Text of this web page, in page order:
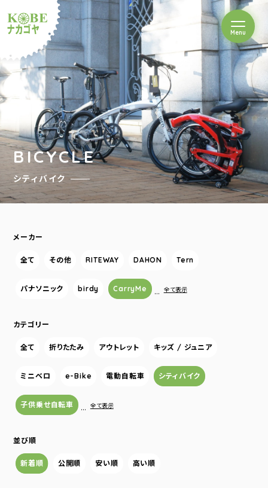
ルショップナカゴヤ
Menuを開閉
BICYCLE
シティバイク
メーカー
全て その他 RITEWAY DAHON Tern
パナソニック birdy CarryMe … 全て表示
カテゴリー
全て 折りたたみ アウトレット キッズ / ジュニア
ミニベロ e-Bike 電動自転車 シティバイク
子供乗せ自転車 … 全て表示
並び順
新着順 公開順 安い順 高い順